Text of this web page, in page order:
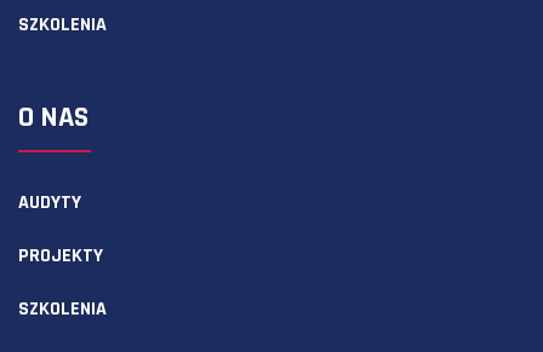
SZKOLENIA
O NAS
AUDYTY
PROJEKTY
SZKOLENIA